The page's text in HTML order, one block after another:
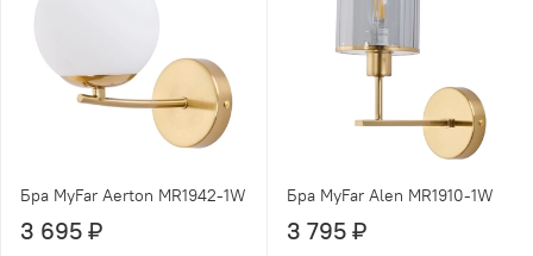
Бра MyFar Aerton MR1942-1W
3 695 ₽
Бра MyFar Alen MR1910-1W
3 795 ₽